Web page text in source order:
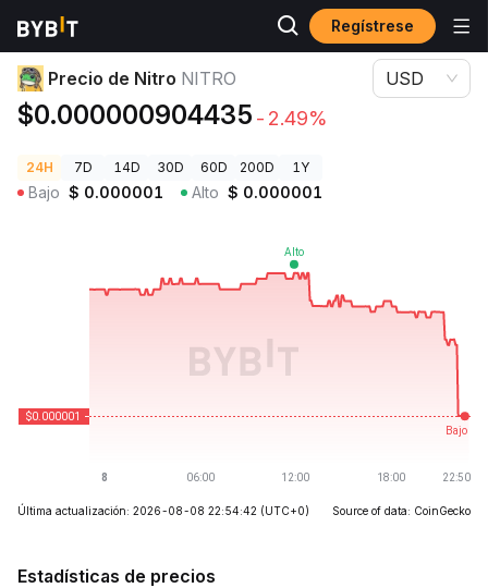
Regístrese
Precios de Criptomonedas Precio de Nitro NITRO
Precio de Nitro NITRO
$0.000000904435 -2.49%
USD
24H 7D 14D 30D 60D 200D 1Y
Bajo $ 0.000001 Alto $ 0.000001
Última actualización: 2026-08-08 22:54:42 (UTC+0) Source of data: CoinGecko
Estadísticas de precios